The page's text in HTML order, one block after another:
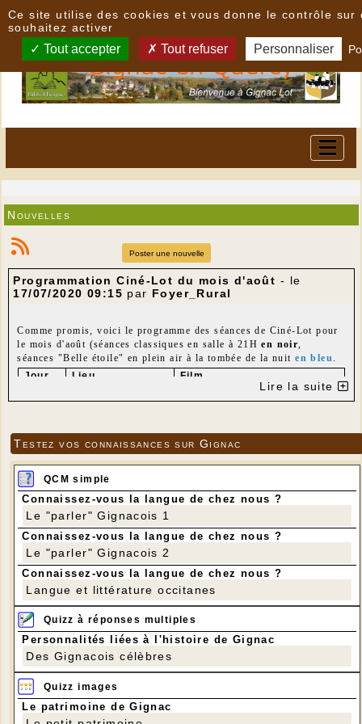
Nouvelles
Poster une nouvelle
Programmation Ciné-Lot du mois d'août - le
17/07/2020 09:15 par Foyer_Rural
Comme promis, voici le programme des séances de Ciné-Lot pour
le mois d'août (séances classiques en salle à 21Hen noir,
séances "Belle étoile" en plein air à la tombée de la nuiten bleu.
Jour
Lieu Film
J’AI PERDU MON CORPS
SAINT CIRQ
LA TERRE VAUT DE L’OR
PREMIER DE LA CLASSE
Mer 05 LALBENQUE LE GRAND BAL
jeu 06 LOUBRESSAC
QUELQUES MESSIEURS
sam
08
ESCAMPS EN AVANT
lun 10 CALES BELLE ET SEBASTIEN 2
mar 11 MONTVALENT BELLE ET SEBASTIEN 3
mer 12
ALVIGNAC
MIERS
DU FACTEUR CHEVAL
SOUILLAC
BIO
L’INCROYABLE HISTOIRE
DU FACTEUR CHEVAL
QUELQUES MESSIEURS
TROP TRANQUILLES
ven 14 MONTCUQ DOCTEURS(sous réserve)
lun 17 PADIRAC
mar 18 CASTELNAU LA BONNE EPOUSE
jeu 20 RIGNAC
sam
22
GAGNAC ASTERIXLE SECRET DE LA
Lire la suite
Testez vos connaissances sur Gignac
QCM simple
Connaissez-vous la langue de chez nous ?
Le "parler" Gignacois 1
Connaissez-vous la langue de chez nous ?
Le "parler" Gignacois 2
Connaissez-vous la langue de chez nous ?
Langue et littérature occitanes
Quizz à réponses multiples
Personnalités liées à l'histoire de Gignac
Des Gignacois célèbres
Quizz images
Le patrimoine de Gignac
Ce site utilise des cookies et vous donne le contrôle sur
souhaitez activer
Tout accepter Tout refuser Personnaliser